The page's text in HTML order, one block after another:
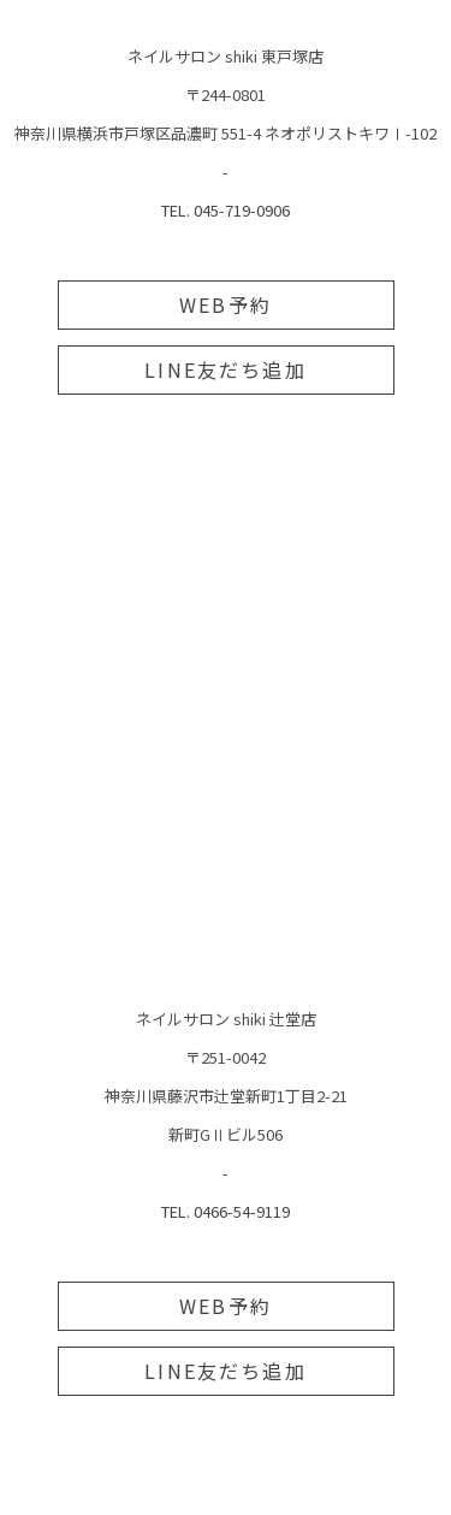
ネイルサロン shiki 東戸塚店
〒244-0801
神奈川県横浜市戸塚区品濃町 551-4 ネオポリストキワⅠ-102
-
TEL. 045-719-0906
WEB予約
LINE友だち追加
ネイルサロン shiki 辻堂店
〒251-0042
神奈川県藤沢市辻堂新町1丁目2-21
新町GⅡビル506
-
TEL. 0466-54-9119
WEB予約
LINE友だち追加